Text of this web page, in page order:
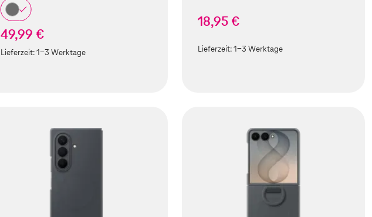
49,99 €
Lieferzeit:1-3 Werktage
18,95 €
Lieferzeit:1-3 Werktage